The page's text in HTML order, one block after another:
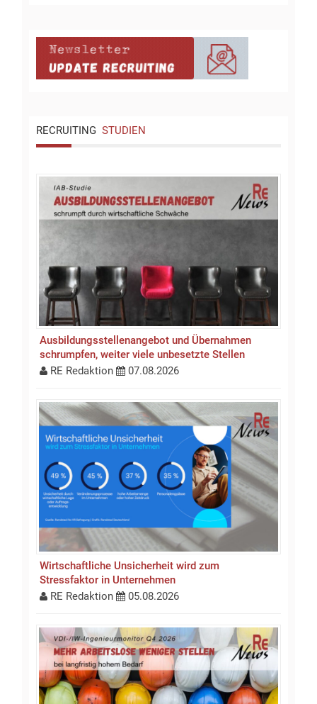
RECRUITING STUDIEN
Ausbildungsstellen­an­gebot und Übernahmen
schrumpfen, weiter viele unbesetzte Stellen
RE Redaktion
07.08.2026
Wirtschaftliche Unsicherheit wird zum
Stressfaktor in Unternehmen
RE Redaktion
05.08.2026